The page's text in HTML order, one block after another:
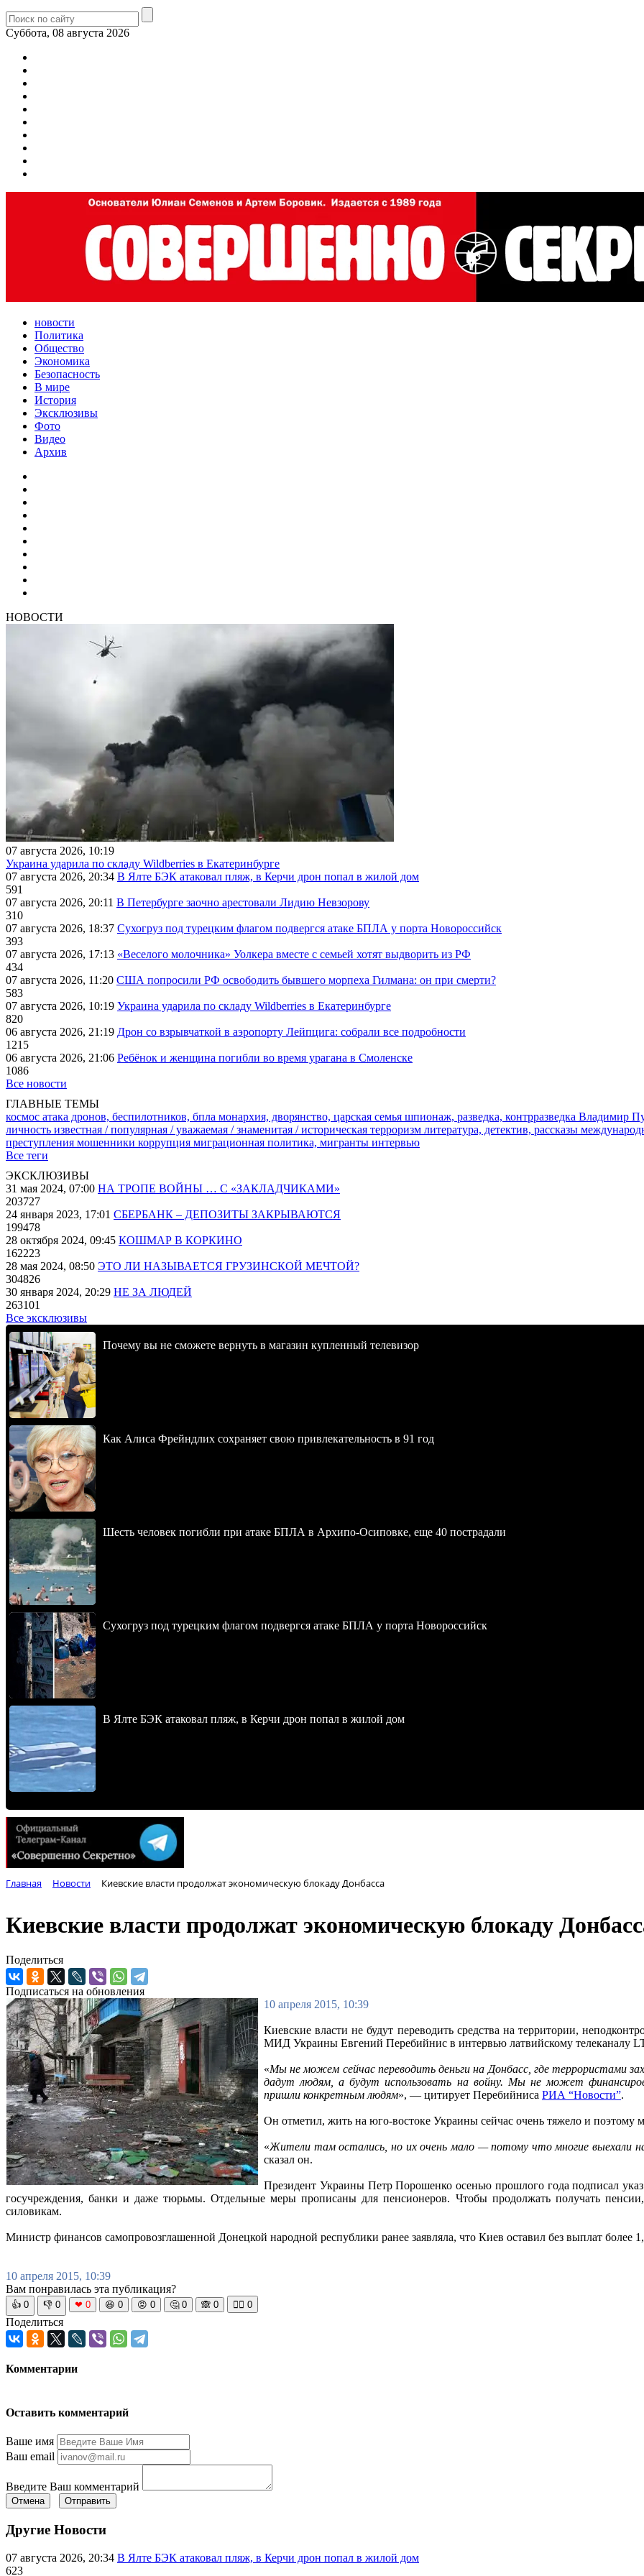
Суббота, 08 августа 2026
новости
Политика
Общество
Экономика
Безопасность
В мире
История
Эксклюзивы
Фото
Видео
Архив
НОВОСТИ
07 августа 2026, 10:19
Украина ударила по складу Wildberries в Екатеринбурге
07 августа 2026, 20:34 В Ялте БЭК атаковал пляж, в Керчи дрон попал в жилой дом
591
07 августа 2026, 20:11 В Петербурге заочно арестовали Лидию Невзорову
310
07 августа 2026, 18:37 Сухогруз под турецким флагом подвергся атаке БПЛА у порта Новороссийск
393
07 августа 2026, 17:13 «Веселого молочника» Уолкера вместе с семьей хотят выдворить из РФ
434
07 августа 2026, 11:20 США попросили РФ освободить бывшего морпеха Гилмана: он при смерти?
583
07 августа 2026, 10:19 Украина ударила по складу Wildberries в Екатеринбурге
820
06 августа 2026, 21:19 Дрон со взрывчаткой в аэропорту Лейпцига: собрали все подробности
1215
06 августа 2026, 21:06 Ребёнок и женщина погибли во время урагана в Смоленске
1086
Все новости
ГЛАВНЫЕ ТЕМЫ
космос атака дронов, беспилотников, бпла монархия, дворянство, царская семья шпионаж, разведка, контрразведка Владимир
личность известная / популярная / уважаемая / знаменитая / историческая терроризм литература, детектив, рассказы
преступления мошенники коррупция миграционная политика, мигранты интервью
Все теги
ЭКСКЛЮЗИВЫ
31 мая 2024, 07:00 НА ТРОПЕ ВОЙНЫ … С «ЗАКЛАДЧИКАМИ»
203727
24 января 2023, 17:01 СБЕРБАНК – ДЕПОЗИТЫ ЗАКРЫВАЮТСЯ
199478
28 октября 2024, 09:45 КОШМАР В КОРКИНО
162223
28 мая 2024, 08:50 ЭТО ЛИ НАЗЫВАЕТСЯ ГРУЗИНСКОЙ МЕЧТОЙ?
304826
30 января 2024, 20:29 НЕ ЗА ЛЮДЕЙ
263101
Все эксклюзивы
Почему вы не сможете вернуть в магазин купленный телевизор
Как Алиса Фрейндлих сохраняет свою привлекательность в 91 год
Шесть человек погибли при атаке БПЛА в Архипо-Осиповке, еще 40 пострадали
Сухогруз под турецким флагом подвергся атаке БПЛА у порта Новороссийск
В Ялте БЭК атаковал пляж, в Керчи дрон попал в жилой дом
Главная Новости Киевские власти продолжат экономическую блокаду Донбасса
Киевские власти продолжат экономическую блокаду
Поделиться
Подписаться на обновления
10 апреля 2015, 10:39
Киевские власти не будут переводить средства на территории,
МИД Украины Евгений Перебийнис в интервью латвийскому телеканалу
«Мы не можем сейчас переводить деньги на Донбасс, где террористами
дадут людям, а будут использовать на войну. Мы не может
пришли конкретным людям», — цитирует Перебийниса РИА “Новости”.
Он отметил, жить на юго-востоке Украины сейчас очень тяжело и поэтому
«Жители там остались, но их очень мало — потому что многие выехали
сказал он.
Президент Украины Петр Порошенко осенью прошлого года подписал
госучреждения, банки и даже тюрьмы. Отдельные меры прописаны для пенсионеров. Чтобы продолжать получать пенсии,
силовикам.
Министр финансов самопровозглашенной Донецкой народной республики ранее заявляла, что Киев оставил без выплат более
10 апреля 2015, 10:39
Вам понравилась эта публикация?
👍 0 👎 0 ❤ 0 😆 0 😡 0 🤔 0 🙈 0 🧘‍♀️ 0
Поделиться
Комментарии
Оставить комментарий
Ваше имя
Ваш email
Введите Ваш комментарий
Отмена Отправить
Другие Новости
07 августа 2026, 20:34 В Ялте БЭК атаковал пляж, в Керчи дрон попал в жилой дом
623